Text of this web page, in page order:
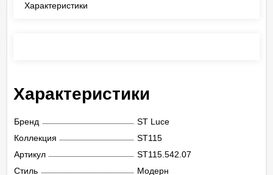
Характеристики
Характеристики
Бренд
ST Luce
Коллекция
ST115
Артикул
ST115.542.07
Стиль
Модерн